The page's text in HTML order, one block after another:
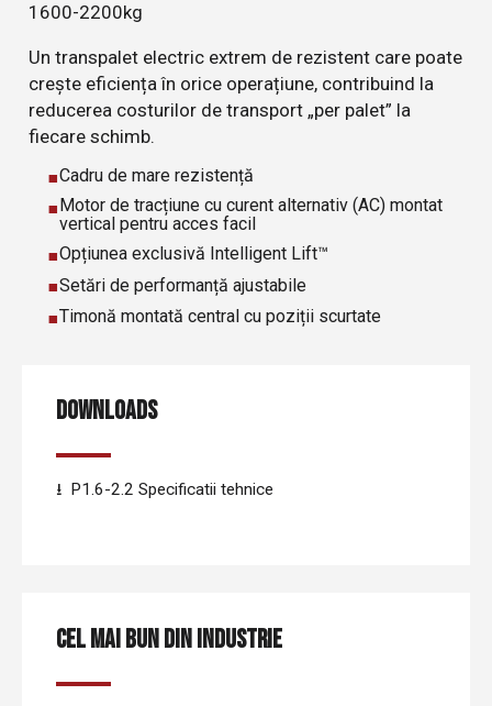
1600-2200kg
Un transpalet electric extrem de rezistent care poate
crește eficiența în orice operațiune, contribuind la
reducerea costurilor de transport „per palet” la
fiecare schimb.
Cadru de mare rezistență
Motor de tracțiune cu curent alternativ (AC) montat
vertical pentru acces facil
Opțiunea exclusivă Intelligent Lift™
Setări de performanță ajustabile
Timonă montată central cu poziții scurtate
DOWNLOADS
P1.6-2.2 Specificatii tehnice
CEL MAI BUN DIN INDUSTRIE